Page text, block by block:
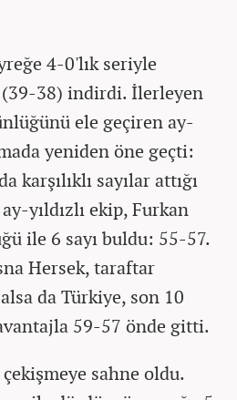
4-0'lık seriyle
(39-38) indirdi. İlerleyen
ele geçiren ay-
yeniden öne geçti:
karşılıklı sayılar attığı
yıldızlı ekip, Furkan
ile 6 sayı buldu: 55-57.
Hersek, taraftar
da Türkiye, son 10
59-57 önde gitti.
sahne oldu.